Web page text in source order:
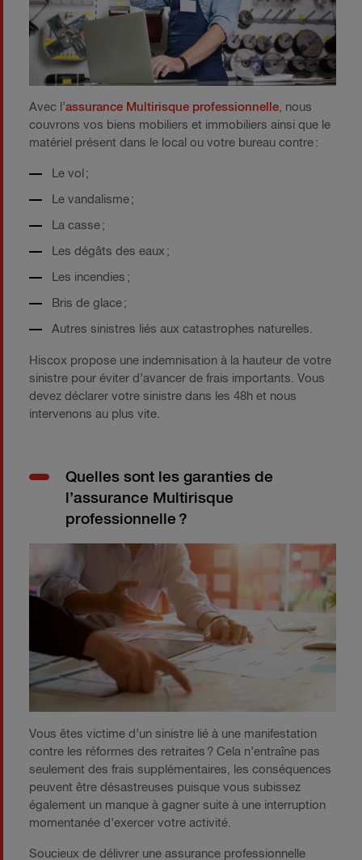
Avec l’assurance Multirisque professionnelle, nous
couvrons vos biens mobiliers et immobiliers ainsi que le
matériel présent dans le local ou votre bureau contre :
Le vol ;
Le vandalisme ;
La casse ;
Les dégâts des eaux ;
Les incendies ;
Bris de glace ;
Autres sinistres liés aux catastrophes naturelles.
Hiscox propose une indemnisation à la hauteur de votre
sinistre pour éviter d’avancer de frais importants. Vous
devez déclarer votre sinistre dans les 48h et nous
intervenons au plus vite.
Quelles sont les garanties de
l’assurance Multirisque
professionnelle ?
Vous êtes victime d’un sinistre lié à une manifestation
contre les réformes des retraites ? Cela n’entraîne pas
seulement des frais supplémentaires, les conséquences
peuvent être désastreuses puisque vous subissez
également un manque à gagner suite à une interruption
momentanée d’exercer votre activité.
Soucieux de délivrer une assurance professionnelle